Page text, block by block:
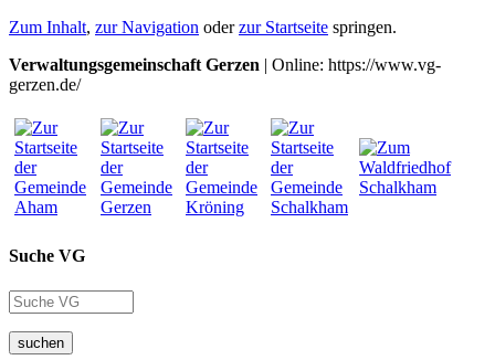
Zum Inhalt, zur Navigation oderzur Startseite springen.
Verwaltungsgemeinschaft Gerzen | Online: https://www.vg-
gerzen.de/
Suche VG
suchen